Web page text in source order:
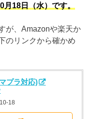
18日（水）です。
が、Amazonや楽天か
のリンクから確かめ
プラ対応)
18